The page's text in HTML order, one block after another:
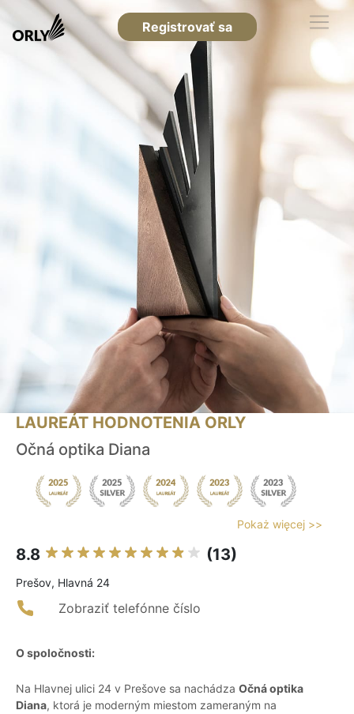
Registrovať sa
LAUREÁT HODNOTENIA ORLY
Očná optika Diana
Pokaż więcej >>
8.8 (13)
Prešov, Hlavná 24
Zobraziť telefónne číslo
O spoločnosti:
Na Hlavnej ulici 24 v Prešove sa nachádza Očná optika
Diana, ktorá je moderným miestom zameraným na